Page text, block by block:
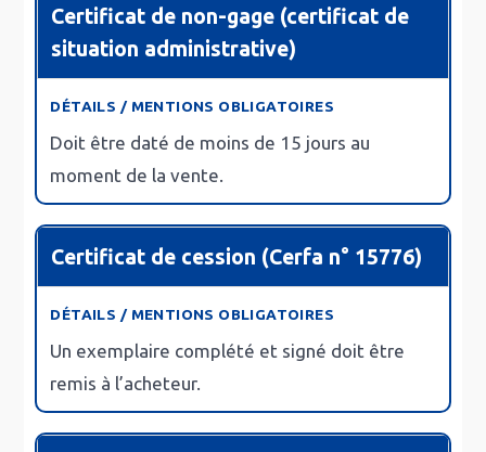
Certificat de non-gage (certificat de
situation administrative)
Doit être daté de moins de 15 jours au
moment de la vente.
Certificat de cession (Cerfa n° 15776)
Un exemplaire complété et signé doit être
remis à l’acheteur.